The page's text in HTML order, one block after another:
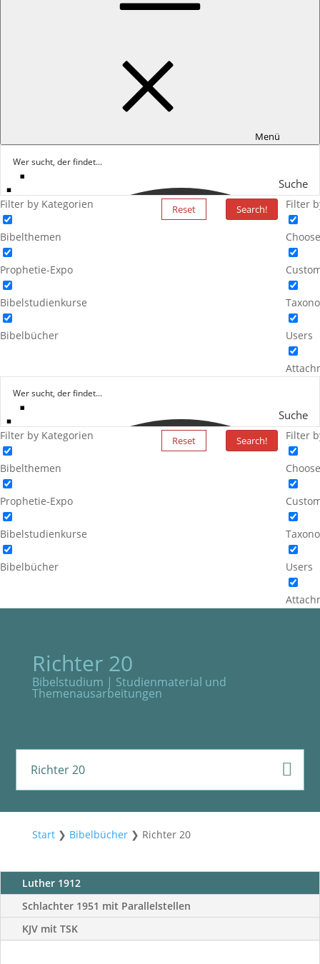
Menü
Suche
Filter by Kategorien
Bibelthemen
Prophetie-Expo
Bibelstudienkurse
Bibelbücher
Reset Search! Filter
Users
Suche
Filter by Kategorien
Bibelthemen
Prophetie-Expo
Bibelstudienkurse
Bibelbücher
Reset Search! Filter
Users
Richter 20
Bibelstudium | Studienmaterial und
Themenausarbeitungen
Richter 20
Start❯ Bibelbücher❯ Richter 20
Luther 1912
Schlachter 1951 mit Parallelstellen
KJV mit TSK